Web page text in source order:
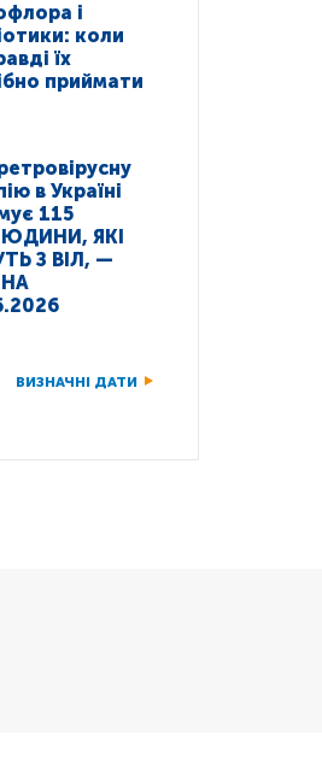
і
коли
їх
приймати
в Україні
115
ЯКІ
З ВІЛ, —
НА
ВИЗНАЧНІ ДАТИ